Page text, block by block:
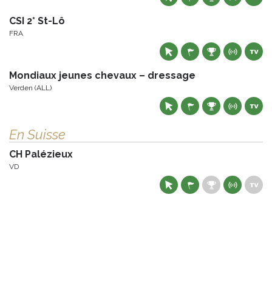
CSI 2* St-Lô
FRA
Mondiaux jeunes chevaux – dressage
Verden (ALL)
En Suisse
CH Palézieux
VD